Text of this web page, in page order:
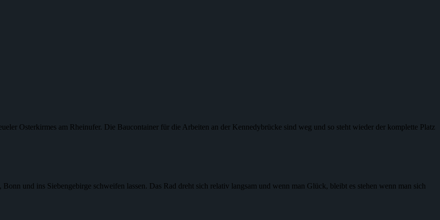
Osterkirmes am Rheinufer. Die Baucontainer für die Arbeiten an der Kennedybrücke sind weg und so steht wieder der komplette Platz
und ins Siebengebirge schweifen lassen. Das Rad dreht sich relativ langsam und wenn man Glück, bleibt es stehen wenn man sich